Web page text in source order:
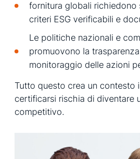
fornitura globali richiedono
criteri ESG verificabili e
Le politiche nazionali e
promuovono la
monitoraggio delle azioni
Tutto questo crea un contesto
certificarsi rischia di diventare
competitivo.